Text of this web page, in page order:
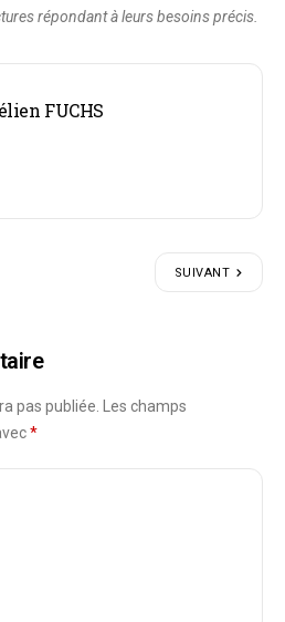
répondant à leurs besoins précis.
FUCHS
SUIVANT
pas publiée. Les champs
*